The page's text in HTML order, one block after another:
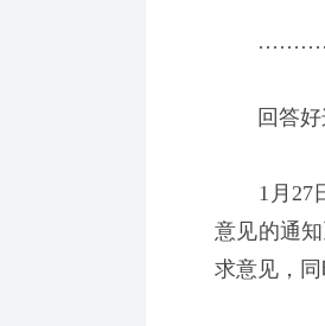
回答好这
1月27日
意见的通
求意见，